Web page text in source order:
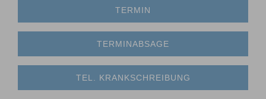
TERMIN
TERMINABSAGE
TEL. KRANKSCHREIBUNG